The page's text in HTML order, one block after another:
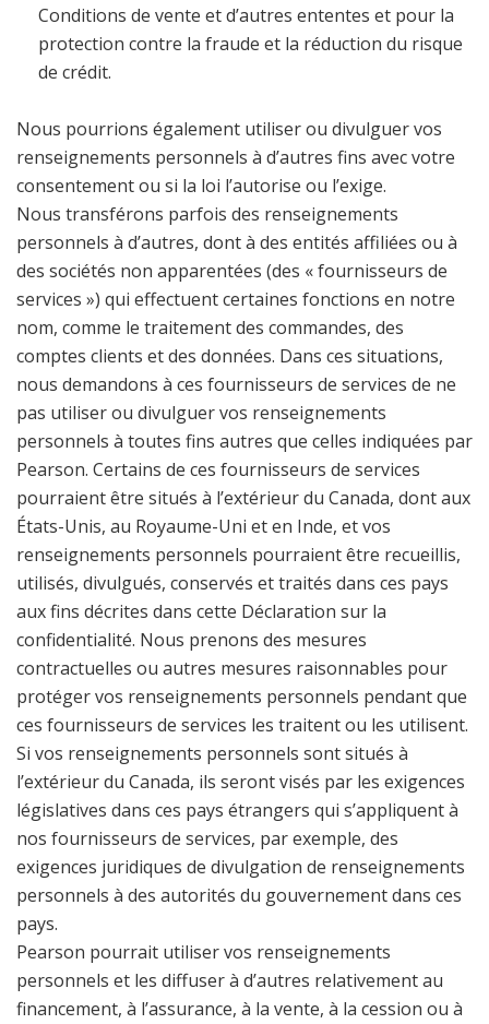
Conditions de vente et d’autres ententes et pour la
protection contre la fraude et la réduction du risque
de crédit.
Nous pourrions également utiliser ou divulguer vos
renseignements personnels à d’autres fins avec votre
consentement ou si la loi l’autorise ou l’exige.
Nous transférons parfois des renseignements
personnels à d’autres, dont à des entités affiliées ou à
des sociétés non apparentées (des « fournisseurs de
services ») qui effectuent certaines fonctions en notre
nom, comme le traitement des commandes, des
comptes clients et des données. Dans ces situations,
nous demandons à ces fournisseurs de services de ne
pas utiliser ou divulguer vos renseignements
personnels à toutes fins autres que celles indiquées par
Pearson. Certains de ces fournisseurs de services
pourraient être situés à l’extérieur du Canada, dont aux
États-Unis, au Royaume-Uni et en Inde, et vos
renseignements personnels pourraient être recueillis,
utilisés, divulgués, conservés et traités dans ces pays
aux fins décrites dans cette Déclaration sur la
confidentialité. Nous prenons des mesures
contractuelles ou autres mesures raisonnables pour
protéger vos renseignements personnels pendant que
ces fournisseurs de services les traitent ou les utilisent.
Si vos renseignements personnels sont situés à
l’extérieur du Canada, ils seront visés par les exigences
législatives dans ces pays étrangers qui s’appliquent à
nos fournisseurs de services, par exemple, des
exigences juridiques de divulgation de renseignements
personnels à des autorités du gouvernement dans ces
pays.
Pearson pourrait utiliser vos renseignements
personnels et les diffuser à d’autres relativement au
financement, à l’assurance, à la vente, à la cession ou à